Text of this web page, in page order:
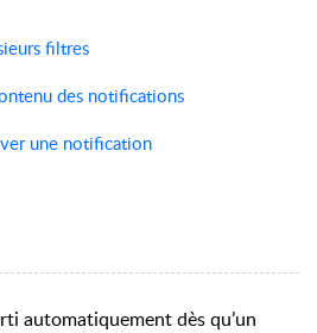
filtres
des notifications
une notification
automatiquement dès qu’un